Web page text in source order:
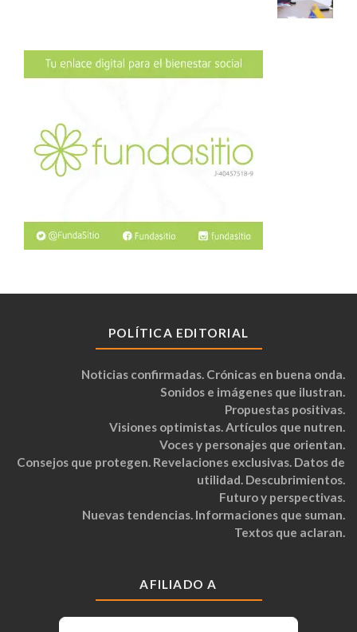
POLÍTICA EDITORIAL
Noticias confirmadas. Crónicas en buena onda.
Sonidos e imágenes que ilustran.
Propuestas positivas.
Visiones optimistas. Artículos que nutren.
Voces y personajes que orientan.
Consejos que protegen. Revelaciones exclusivas. Datos de
utilidad. Descubrimientos.
Futuro y perspectivas.
Nuevas tendencias. Informaciones que suman.
Textos que aclaran.
AFILIADO A